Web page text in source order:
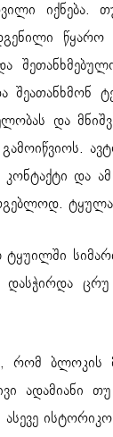
იქნება.
და
და
ტყუილში
დასჭირდა
რომ ბლოკის
ადამიანი
ასევე